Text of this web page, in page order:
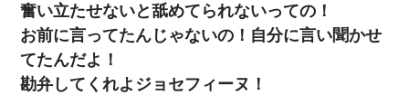
奮い立たせないと舐めてられないっての！
お前に言ってたんじゃないの！自分に言い聞かせ
てたんだよ！
勘弁してくれよジョセフィーヌ！